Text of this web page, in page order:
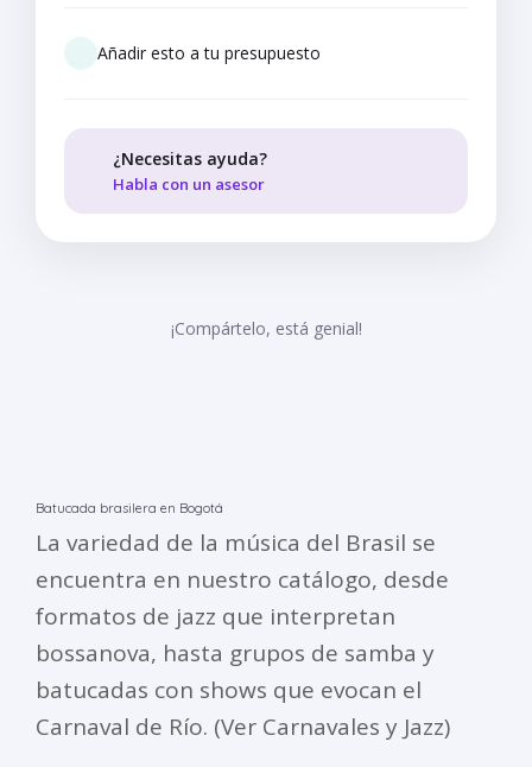
Añadir esto a tu presupuesto
¿Necesitas ayuda?
Habla con un asesor
¡Compártelo, está genial!
Batucada brasilera en Bogotá
La variedad de la música del Brasil se
encuentra en nuestro catálogo, desde
formatos de jazz que interpretan
bossanova, hasta grupos de samba y
batucadas con shows que evocan el
Carnaval de Río. (Ver Carnavales y Jazz)